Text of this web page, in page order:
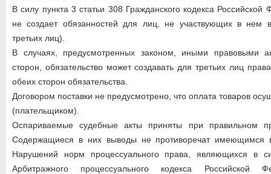
В силу пункта 3 статьи 308 Гражданского кодекса Российской
не создает обязанностей для лиц, не участвующих в нем
третьих лиц).
В случаях, предусмотренных законом, иными правовыми
сторон, обязательство может создавать для третьих лиц
обеих сторон обязательства.
Договором поставки не предусмотрено, что оплата товаров
(плательщиком).
Оспариваемые судебные акты приняты при правильном
Содержащиеся в них выводы не противоречат имеющимся в
Нарушений норм процессуального права, являющихся в
Арбитражного процессуального кодекса Российской